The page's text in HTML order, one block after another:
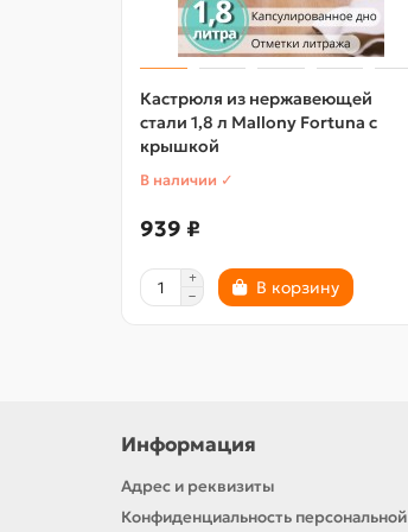
Кастрюля из нержавеющей
стали 1,8 л Mallony Fortuna с
крышкой
В наличии ✓
939 ₽
В корзину
Информация
Адрес и реквизиты
Конфиденциальность персональной